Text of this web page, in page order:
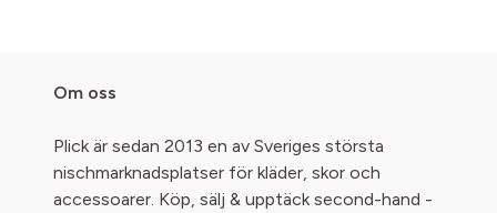
Om oss
Plick är sedan 2013 en av Sveriges största
nischmarknadsplatser för kläder, skor och
accessoarer. Köp, sälj & upptäck second-hand -